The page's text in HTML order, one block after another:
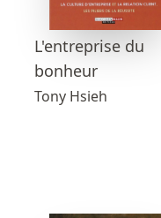
L'entreprise du
bonheur
Tony Hsieh